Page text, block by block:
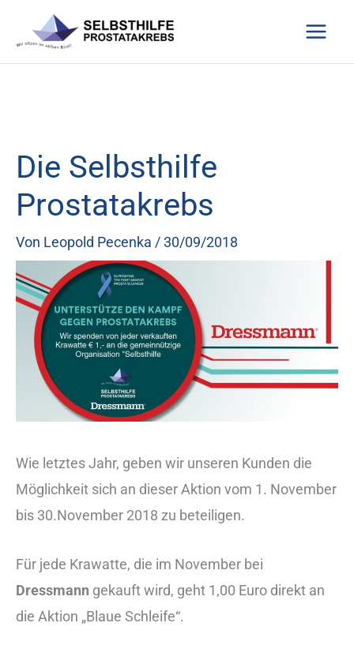
Inhalt
springen
Die Selbsthilfe
Prostatakrebs
Von Leopold Pecenka /30/09/2018
Wie letztes Jahr, geben wir unseren Kunden die
Möglichkeit sich an dieser Aktion vom 1. November
bis 30.November 2018 zu beteiligen.
Für jede Krawatte, die im November bei
Dressmann gekauft wird, geht 1,00 Euro direkt an
die Aktion „Blaue Schleife“.